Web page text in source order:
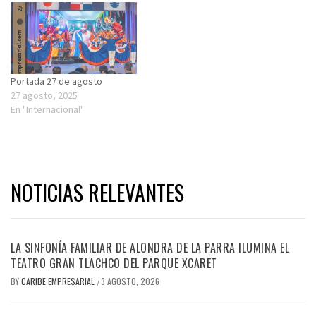
Portada 27 de agosto
27 agosto, 2025
En "Internacional"
NOTICIAS RELEVANTES
LA SINFONÍA FAMILIAR DE ALONDRA DE LA PARRA ILUMINA EL
TEATRO GRAN TLACHCO DEL PARQUE XCARET
BYCARIBE EMPRESARIAL /3 AGOSTO, 2026